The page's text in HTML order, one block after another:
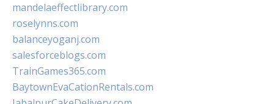
mandelaeffectlibrary.com
roselynns.com
balanceyoganj.com
salesforceblogs.com
TrainGames365.com
BaytownEvaCationRentals.com